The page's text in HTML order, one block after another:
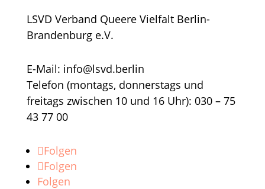
LSVD Verband Queere Vielfalt Berlin-
Brandenburg e.V.
E-Mail: info@lsvd.berlin
Telefon (montags, donnerstags und
freitags zwischen 10 und 16 Uhr): 030 – 75
43 77 00
Folgen
Folgen
Folgen